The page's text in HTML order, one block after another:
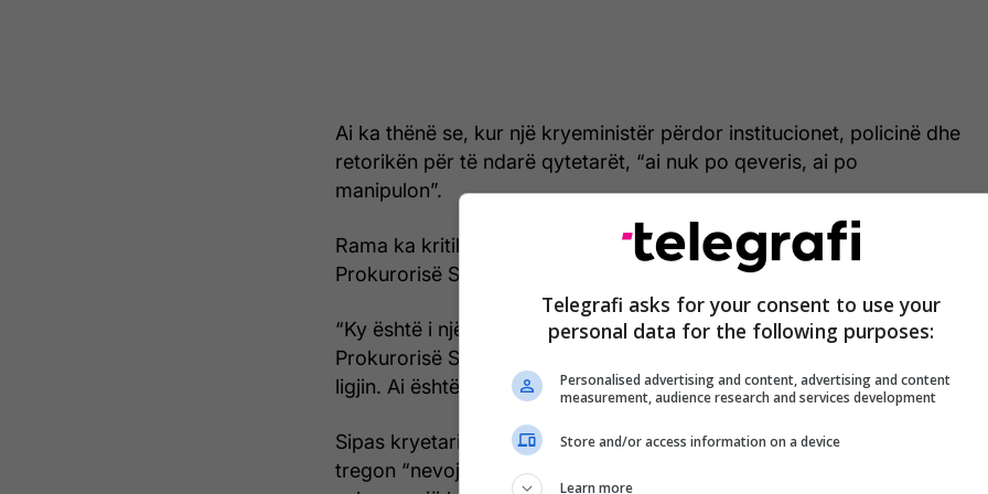
Ai ka thënë se, kur një kryeministër përdor institucionet, policinë dhe
retorikën për të ndarë qytetarët, “ai nuk po qeveris, ai po
manipulon”.
Rama ka kritikuar edhe refuzimin e Kurtit për t’iu përgjigjur ftesës së
Prokurorisë Speciale.
“Ky është i njëjti kryeministër që ka refuzuar t’i përgjigjet ftesës së
Prokurorisë Speciale të Republikës së Kosovës. Sepse ai është mbi
ligjin. Ai është ligji”, ka deklaruar ai.
Sipas kryetarit të Prishtinës, prania e shtuar e Policisë në Drenicë
tregon “nevojën e sëmurë për të projektuar autoritet dhe për të
Telegrafi asks for your consent to use your
personal data for the following purposes:
Personalised advertising and content, advertising and content
measurement, audience research and services development
Store and/or access information on a device
Learn more